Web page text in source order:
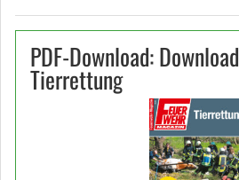
PDF-Download: Download
Tierrettung